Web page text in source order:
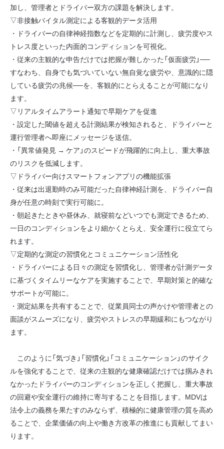
加し、管理者とドライバー双方の課題を解決します。
▽非接触バイタル測定による客観的データ活用
・ドライバーの自律神経指数などを定期的に計測し、疲労度やス
トレス度といった内面的コンディションを可視化。
・従来の主観的な申告だけでは把握が難しかった「仮面疲労」──
すなわち、自身でも気づいていない無自覚な疲労や、意識的に隠
している疲労の兆候──を、客観的にとらえることが可能になり
ます。
▽リアルタイムアラート通知で早期ケアを促進
・設定した閾値を超える計測結果が検知されると、ドライバーと
運行管理者へ即座にメッセージを送信。
・「異常値発見 → ケア」のスピードが飛躍的に向上し、重大事故
のリスクを低減します。
▽ドライバー向けスマートフォンアプリの機能拡張
・従来は出退勤時のみ可能だった自律神経計測を、ドライバー自
身が任意の時刻で実行可能に。
・朝起きたときや昼休み、就寝前などいつでも測定できるため、
一日のコンディションをより細かくとらえ、安全運行に役立てら
れます。
▽定期的な測定の習慣化とコミュニケーション活性化
・ドライバーによる日々の測定を習慣化し、管理者が計測データ
に基づくタイムリーなケアを実施することで、早期対策と的確な
サポートが可能に。
・測定結果を共有することで、従業員同士の声かけや管理者との
面談がスムーズになり、疲労やストレスの早期緩和にもつながり
ます。
このように「気づき」「習慣化」「コミュニケーション」のサイク
ルを強化することで、従来の主観的な健康確認だけでは掴みきれ
なかったドライバーのコンディションを正しく把握し、重大事故
の回避や安全運行の維持に寄与することを目指します。MDVは
法令上の義務を果たすのみならず、積極的に健康管理の質を高め
ることで、企業価値の向上や働き方改革の推進にも貢献してまい
ります。